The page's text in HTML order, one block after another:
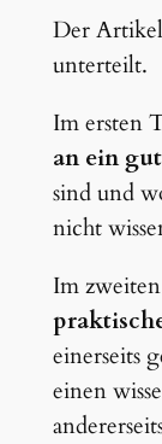
Der
unterteilt.
Im ersten
an ein
sind und
nicht
Im
einerseits
einen